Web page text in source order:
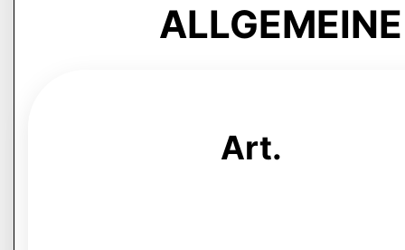
Art.